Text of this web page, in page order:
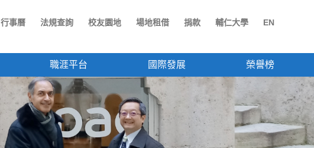
行事曆 法規查詢 校友園地 場地租借 捐款 輔仁大學 EN
職涯平台 國際發展 榮譽榜